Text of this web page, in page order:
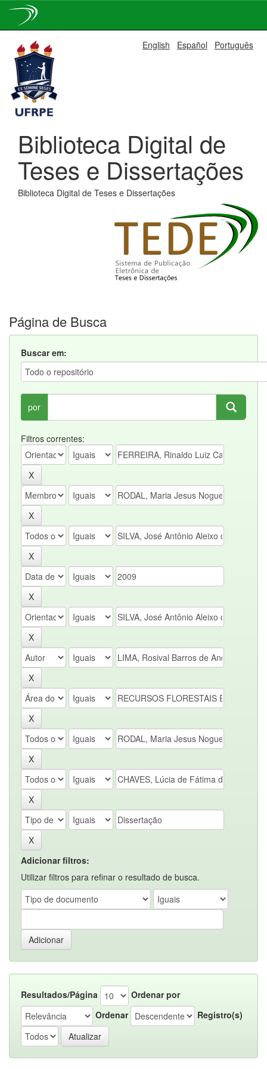
navigation
English Español Português
Biblioteca Digital de
Teses e Dissertações
Biblioteca Digital de Teses e Dissertações
Página de Busca
Buscar em:
por
Filtros correntes:
Adicionar filtros:
Utilizar filtros para refinar o resultado de busca.
Resultados/Página
Ordenar por
Ordenar
Registro(s)